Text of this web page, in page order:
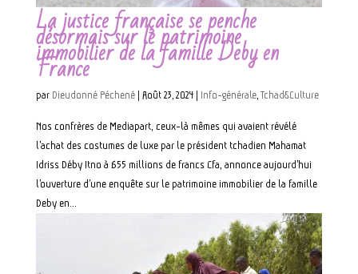
La justice française se penche
désormais sur le patrimoine
immobilier de la famille Deby en
France
par Dieudonné Péchené| Août 23, 2024| Info-générale, Tchad&Culture
Nos confrères de Mediapart, ceux-là mêmes qui avaient révélé
l’achat des costumes de luxe par le président tchadien Mahamat
Idriss Déby Itno à 655 millions de francs Cfa, annonce aujourd’hui
l’ouverture d’une enquête sur le patrimoine immobilier de la famille
Deby en...